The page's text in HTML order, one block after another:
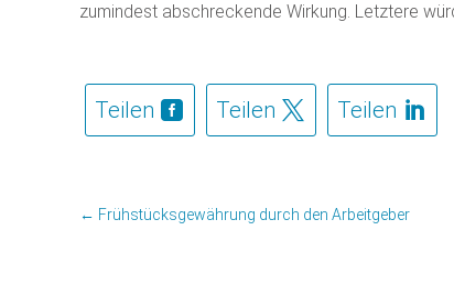
zumindest abschreckende Wirkung. Letztere
Teilen Teilen Teilen
← Frühstücksgewährung durch den Arbeitgeber